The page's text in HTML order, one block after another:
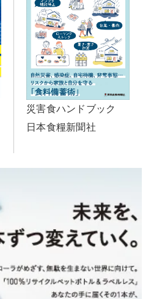
災害食ハンドブック
日本食糧新聞社